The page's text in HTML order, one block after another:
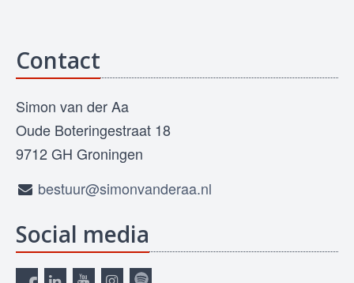
Contact
Simon van der Aa
Oude Boteringestraat 18
9712 GH Groningen
bestuur@simonvanderaa.nl
Social media